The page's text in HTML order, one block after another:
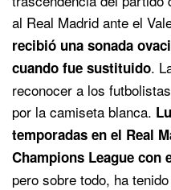
al Real Madrid ante el
recibió una sonada
cuando fue sustituido.
reconocer a los
por la camiseta blanca.
temporadas en el Real
Champions League con
pero sobre todo, ha